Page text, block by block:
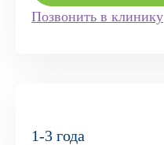
Позвонить в клинику
1-3 года